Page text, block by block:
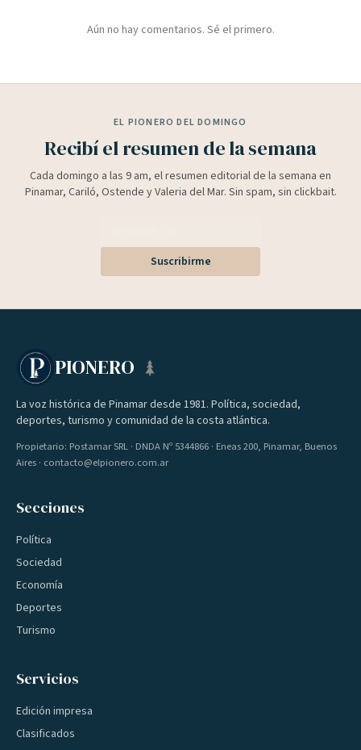
Aún no hay comentarios. Sé el primero.
EL PIONERO DEL DOMINGO
Recibí el resumen de la semana
Cada domingo a las 9 am, el resumen editorial de la semana en
Pinamar, Cariló, Ostende y Valeria del Mar. Sin spam, sin clickbait.
Suscribirme
PIONERO
La voz histórica de Pinamar desde 1981. Política, sociedad,
deportes, turismo y comunidad de la costa atlántica.
Propietario: Postamar SRL · DNDA Nº 5344866 · Eneas 200, Pinamar, Buenos
Aires · contacto@elpionero.com.ar
Secciones
Política
Sociedad
Economía
Deportes
Turismo
Servicios
Edición impresa
Clasificados